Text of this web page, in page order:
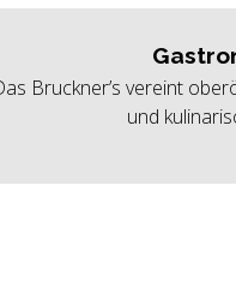
Bruckner’s vereint
und